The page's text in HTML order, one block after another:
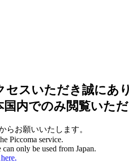
セスいただき誠にあ
内でのみ閲覧いただ
らお願いいたします。
Piccoma service.
only be used from Japan.